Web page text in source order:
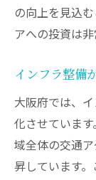
大阪
不動
長期
再開
未来
の向上を見込
アへの投資は
インフラ整備
大阪府では、
化させていま
域全体の交通
昇しています